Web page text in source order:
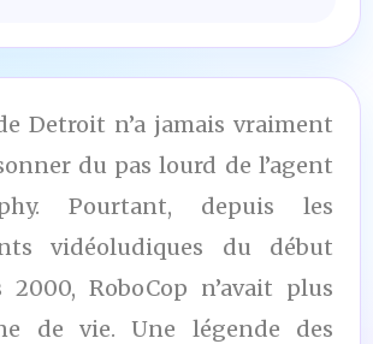
Detroit n’a jamais vraiment
du pas lourd de l’agent
Pourtant, depuis les
vidéoludiques du début
2000, RoboCop n’avait plus
de vie. Une légende des